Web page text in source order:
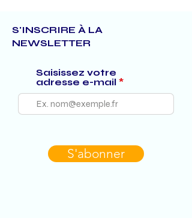
S'INSCRIRE À LA
NEWSLETTER
Saisissez votre
adresse e-mail
S'abonner